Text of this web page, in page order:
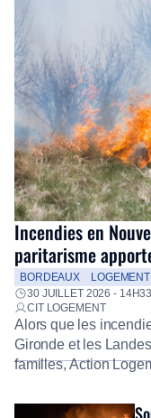
Incendies en
paritarisme
salariés
BORDEAUX
LOGEMENT
30 JUILLET 2026 - 14H33
CIT LOGEMENT
Alors que les
Gironde et les
familles, Action
Fidèle à sa mission